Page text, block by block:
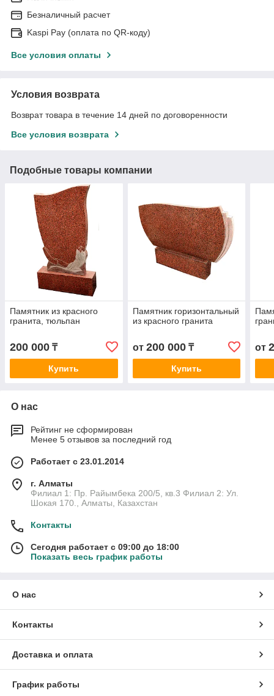
Безналичный расчет
Kaspi Pay (оплата по QR-коду)
Все условия оплаты
Условия возврата
Возврат товара в течение 14 дней по договоренности
Все условия возврата
Подобные товары компании
Памятник из красного
гранита, тюльпан
200 000 ₸
Купить
Памятник горизонтальный
из красного гранита
от 200 000₸
Купить
от
О нас
Рейтинг не сформирован
Менее 5 отзывов за последний год
Работает с 23.01.2014
г. Алматы
Филиал 1: Пр. Райымбека 200/5, кв.3 Филиал 2: Ул.
Шокая 170., Алматы, Казахстан
Контакты
Сегодня работает с 09:00 до 18:00
Показать весь график работы
О нас
Контакты
Доставка и оплата
График работы